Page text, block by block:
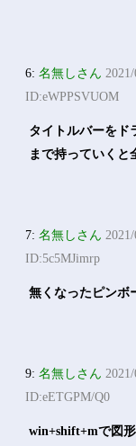
6:名無しさん
ID:eWPPSVUOM
タイトルバーをド
まで持っていくと
7:名無しさん
ID:5c5MJimrp
無くなったピンボ
9:名無しさん
ID:eETGPM/Q0
win+shift+mで図